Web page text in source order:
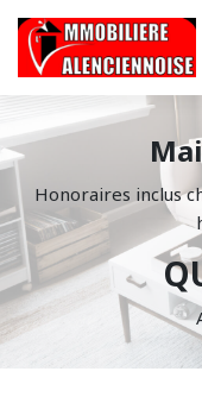
Honoraires inclus